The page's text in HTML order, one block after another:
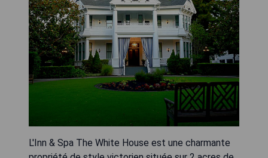
L'Inn & Spa The White House est une charmante